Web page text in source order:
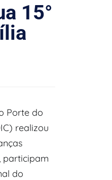
15°
Porte do
realizou
participam
do